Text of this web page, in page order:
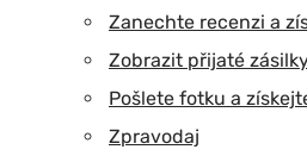
Zanechte recenzi a
Zobrazit přijaté
Pošlete fotku a
Zpravodaj